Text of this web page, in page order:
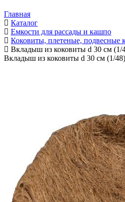
Главная
Каталог
Емкости для рассады и кашпо
Коковиты, плетеные, подвесные
Вкладыш из коковиты d 30 см (1/
Вкладыш из коковиты d 30 см (1/